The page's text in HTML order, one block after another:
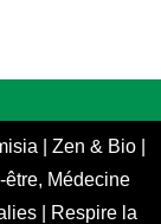
Zen & Bio
être, Médecine
Respire la